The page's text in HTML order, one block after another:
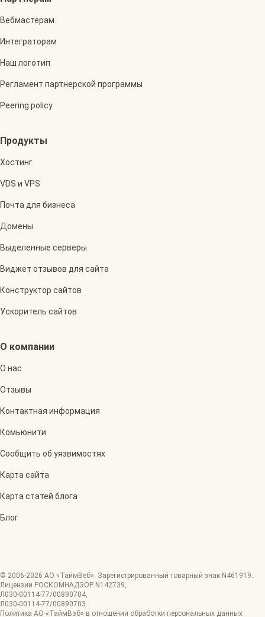
Вебмастерам
Интеграторам
Наш логотип
Регламент партнерской программы
Peering policy
Продукты
Хостинг
VDS и VPS
Почта для бизнеса
Домены
Выделенные серверы
Виджет отзывов для сайта
Конструктор сайтов
Ускоритель сайтов
О компании
О нас
Отзывы
Контактная информация
Комьюнити
Сообщить об уязвимостях
Карта сайта
Карта статей блога
Блог
© 2006-2026 АО «ТаймВеб». Зарегистрированный товарный знак N461919.
Лицензии РОСКОМНАДЗОР N142739,
Л030-00114-77/00890704,
Л030-00114-77/00890703.
Политика АО «ТаймВэб» в отношении обработки персональных данных